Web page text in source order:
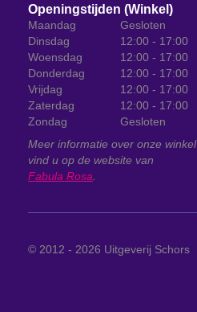
Openingstijden (Winkel)
Maandag
Gesloten
Dinsdag
12:00 - 17:00
Woensdag
12:00 - 17:00
Donderdag
12:00 - 17:00
Vrijdag
12:00 - 17:00
Zaterdag
12:00 - 17:00
Zondag
Gesloten
Meer informatie over onze winkel
vind u op de website van
Fabula Rosa
© 2012 - 2026 Uitgeverij Schors